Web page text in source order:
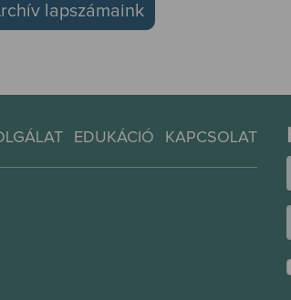
lapszámaink
EDUKÁCIÓ KAPCSOLAT